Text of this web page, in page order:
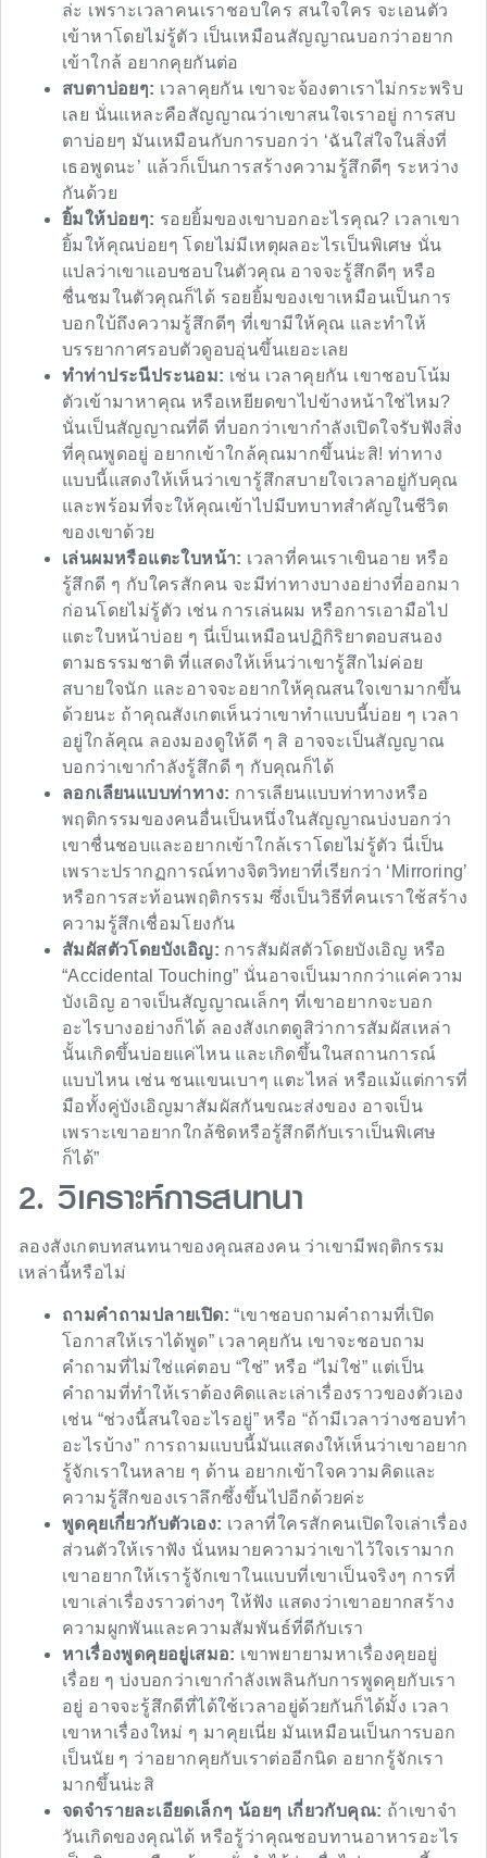
ล่ะ เพราะเวลาคนเราชอบใคร สนใจใคร จะเอนตัว
เข้าหาโดยไม่รู้ตัว เป็นเหมือนสัญญาณบอกว่าอยาก
เข้าใกล้ อยากคุยกันต่อ
สบตาบ่อยๆ: เวลาคุยกัน เขาจะจ้องตาเราไม่กระพริบ
เลย นั่นแหละคือสัญญาณว่าเขาสนใจเราอยู่ การสบ
ตาบ่อยๆ มันเหมือนกับการบอกว่า ‘ฉันใส่ใจในสิ่งที่
เธอพูดนะ’ แล้วก็เป็นการสร้างความรู้สึกดีๆ ระหว่าง
กันด้วย
ยิ้มให้บ่อยๆ: รอยยิ้มของเขาบอกอะไรคุณ? เวลาเขา
ยิ้มให้คุณบ่อยๆ โดยไม่มีเหตุผลอะไรเป็นพิเศษ นั่น
แปลว่าเขาแอบชอบในตัวคุณ อาจจะรู้สึกดีๆ หรือ
ชื่นชมในตัวคุณก็ได้ รอยยิ้มของเขาเหมือนเป็นการ
บอกใบ้ถึงความรู้สึกดีๆ ที่เขามีให้คุณ และทำให้
บรรยากาศรอบตัวดูอบอุ่นขึ้นเยอะเลย
ทำท่าประนีประนอม: เช่น เวลาคุยกัน เขาชอบโน้ม
ตัวเข้ามาหาคุณ หรือเหยียดขาไปข้างหน้าใช่ไหม?
นั่นเป็นสัญญาณที่ดี ที่บอกว่าเขากำลังเปิดใจรับฟังสิ่ง
ที่คุณพูดอยู่ อยากเข้าใกล้คุณมากขึ้นน่ะสิ! ท่าทาง
แบบนี้แสดงให้เห็นว่าเขารู้สึกสบายใจเวลาอยู่กับคุณ
และพร้อมที่จะให้คุณเข้าไปมีบทบาทสำคัญในชีวิต
ของเขาด้วย
เล่นผมหรือแตะใบหน้า: เวลาที่คนเราเขินอาย หรือ
รู้สึกดี ๆ กับใครสักคน จะมีท่าทางบางอย่างที่ออกมา
ก่อนโดยไม่รู้ตัว เช่น การเล่นผม หรือการเอามือไป
แตะใบหน้าบ่อย ๆ นี่เป็นเหมือนปฏิกิริยาตอบสนอง
ตามธรรมชาติ ที่แสดงให้เห็นว่าเขารู้สึกไม่ค่อย
สบายใจนัก และอาจจะอยากให้คุณสนใจเขามากขึ้น
ด้วยนะ ถ้าคุณสังเกตเห็นว่าเขาทำแบบนี้บ่อย ๆ เวลา
อยู่ใกล้คุณ ลองมองดูให้ดี ๆ สิ อาจจะเป็นสัญญาณ
บอกว่าเขากำลังรู้สึกดี ๆ กับคุณก็ได้
ลอกเลียนแบบท่าทาง: การเลียนแบบท่าทางหรือ
พฤติกรรมของคนอื่นเป็นหนึ่งในสัญญาณบ่งบอกว่า
เขาชื่นชอบและอยากเข้าใกล้เราโดยไม่รู้ตัว นี่เป็น
เพราะปรากฏการณ์ทางจิตวิทยาที่เรียกว่า ‘Mirroring’
หรือการสะท้อนพฤติกรรม ซึ่งเป็นวิธีที่คนเราใช้สร้าง
ความรู้สึกเชื่อมโยงกัน
สัมผัสตัวโดยบังเอิญ: การสัมผัสตัวโดยบังเอิญ หรือ
“Accidental Touching” นั่นอาจเป็นมากกว่าแค่ความ
บังเอิญ อาจเป็นสัญญาณเล็กๆ ที่เขาอยากจะบอก
อะไรบางอย่างก็ได้ ลองสังเกตดูสิว่าการสัมผัสเหล่า
นั้นเกิดขึ้นบ่อยแค่ไหน และเกิดขึ้นในสถานการณ์
แบบไหน เช่น ชนแขนเบาๆ แตะไหล่ หรือแม้แต่การที่
มือทั้งคู่บังเอิญมาสัมผัสกันขณะส่งของ อาจเป็น
เพราะเขาอยากใกล้ชิดหรือรู้สึกดีกับเราเป็นพิเศษ
ก็ได้”
2. วิเคราะห์การสนทนา
ลองสังเกตบทสนทนาของคุณสองคน ว่าเขามีพฤติกรรม
เหล่านี้หรือไม่
ถามคำถามปลายเปิด: “เขาชอบถามคำถามที่เปิด
โอกาสให้เราได้พูด” เวลาคุยกัน เขาจะชอบถาม
คำถามที่ไม่ใช่แค่ตอบ “ใช่” หรือ “ไม่ใช่” แต่เป็น
คำถามที่ทำให้เราต้องคิดและเล่าเรื่องราวของตัวเอง
เช่น “ช่วงนี้สนใจอะไรอยู่” หรือ “ถ้ามีเวลาว่างชอบทำ
อะไรบ้าง” การถามแบบนี้มันแสดงให้เห็นว่าเขาอยาก
รู้จักเราในหลาย ๆ ด้าน อยากเข้าใจความคิดและ
ความรู้สึกของเราลึกซึ้งขึ้นไปอีกด้วยค่ะ
พูดคุยเกี่ยวกับตัวเอง: เวลาที่ใครสักคนเปิดใจเล่าเรื่อง
ส่วนตัวให้เราฟัง นั่นหมายความว่าเขาไว้ใจเรามาก
เขาอยากให้เรารู้จักเขาในแบบที่เขาเป็นจริงๆ การที่
เขาเล่าเรื่องราวต่างๆ ให้ฟัง แสดงว่าเขาอยากสร้าง
ความผูกพันและความสัมพันธ์ที่ดีกับเรา
หาเรื่องพูดคุยอยู่เสมอ: เขาพยายามหาเรื่องคุยอยู่
เรื่อย ๆ บ่งบอกว่าเขากำลังเพลินกับการพูดคุยกับเรา
อยู่ อาจจะรู้สึกดีที่ได้ใช้เวลาอยู่ด้วยกันก็ได้มั้ง เวลา
เขาหาเรื่องใหม่ ๆ มาคุยเนี่ย มันเหมือนเป็นการบอก
เป็นนัย ๆ ว่าอยากคุยกับเราต่ออีกนิด อยากรู้จักเรา
มากขึ้นน่ะสิ
จดจำรายละเอียดเล็กๆ น้อยๆ เกี่ยวกับคุณ: ถ้าเขาจำ
วันเกิดของคุณได้ หรือรู้ว่าคุณชอบทานอาหารอะไร